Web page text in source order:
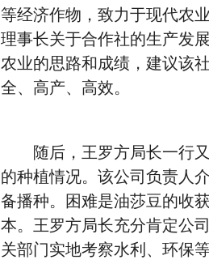
等经济作物，致力于现代农
理事长关于合作社的生产发
农业的思路和成绩，建议该
全、高产、高效。
随后，王罗方局长一行又
的种植情况。该公司负责人
备播种。困难是油莎豆的收
本。王罗方局长充分肯定公
关部门实地考察水利、环保